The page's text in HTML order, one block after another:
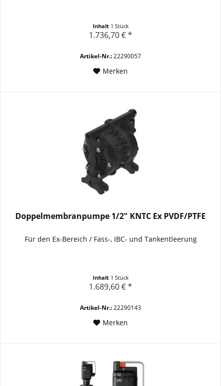
Inhalt 1 Stück
1.736,70 € *
Artikel-Nr.:22290057
Merken
Doppelmembranpumpe 1/2" KNTC Ex PVDF/PTFE
Für den Ex-Bereich / Fass-, IBC- und Tankentleerung
Inhalt 1 Stück
1.689,60 € *
Artikel-Nr.:22290143
Merken